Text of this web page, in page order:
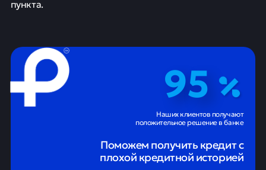
пункта.
95
Наших клиентов получают
положительное решение в банке
Поможем получить кредит с
плохой кредитной историей